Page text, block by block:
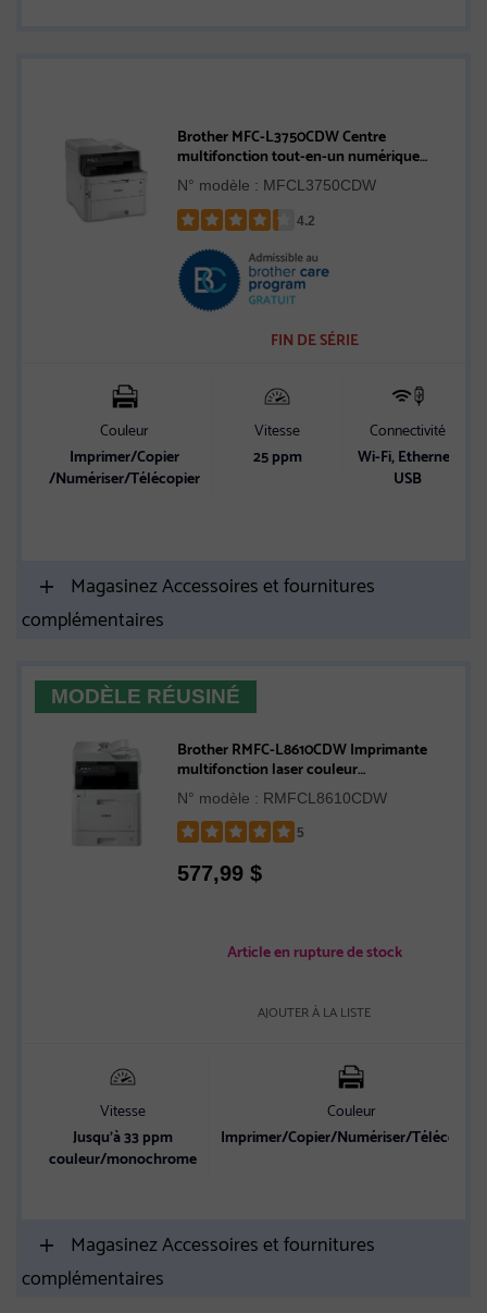
Brother MFC-L3750CDW Centre
multifonction tout-en-un numérique
couleur
N° modèle : MFCL3750CDW
4.2
4.2
out
of
FIN DE SÉRIE
Couleur
Imprimer/Copier
/Numériser/Télécopier
Vitesse
25 ppm
Connectivité
Wi-Fi, Ethernet,
USB
Magasinez Accessoires et fournitures
complémentaires
MODÈLE RÉUSINÉ
Brother RMFC-L8610CDW Imprimante
multifonction laser couleur
N° modèle : RMFCL8610CDW
5
5
577,99 $
Article en rupture de stock
AJOUTER À LA LISTE
Vitesse
Jusqu’à 33 ppm
couleur/monochrome
Couleur
Imprimer/Copier/Numériser/Télécopier
Magasinez Accessoires et fournitures
complémentaires